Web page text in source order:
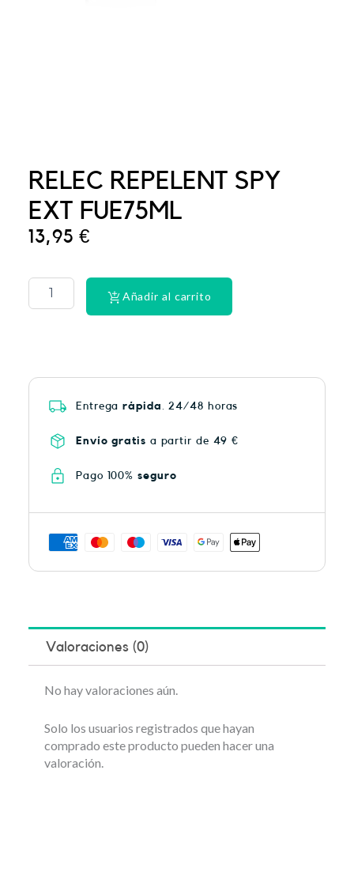
RELEC REPELENT SPY
EXT FUE75ML
13,95€
ULTRA
HEAT
PLUS
Añadir al carrito
Entregarápida . 24/48 horas
Envío gratis a partir de 49 €
Pago 100% seguro
Valoraciones (0)
No hay valoraciones aún.
Solo los usuarios registrados que hayan
comprado este producto pueden hacer una
valoración.